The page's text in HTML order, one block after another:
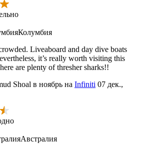
Колумбия
Liveaboard and day dive boats
it’s really worth visiting this
are plenty of thresher sharks!!
Shoal в ноябрь на Infiniti 07 дек.,
Австралия